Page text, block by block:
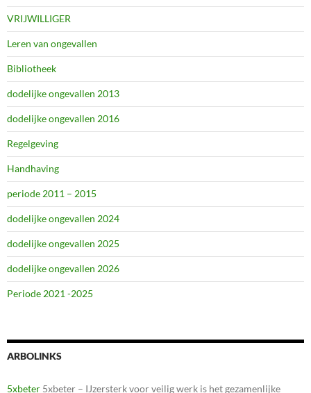
VRIJWILLIGER
Leren van ongevallen
Bibliotheek
dodelijke ongevallen 2013
dodelijke ongevallen 2016
Regelgeving
Handhaving
periode 2011 – 2015
dodelijke ongevallen 2024
dodelijke ongevallen 2025
dodelijke ongevallen 2026
Periode 2021 -2025
ARBOLINKS
5xbeter 5xbeter – IJzersterk voor veilig werk is het gezamenlijke